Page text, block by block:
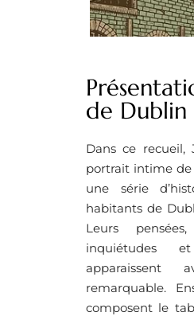
de Dublin
Dans ce recueil,
portrait intime de
une série
habitants de
Leurs
inquiétudes
apparaissent
remarquable.
composent le